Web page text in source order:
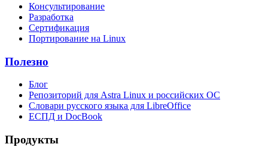
Консультирование
Разработка
Сертификация
Портирование на Linux
Полезно
Блог
Репозиторий для Astra Linux и российских ОС
Словари русского языка для LibreOffice
ЕСПД и DocBook
Продукты